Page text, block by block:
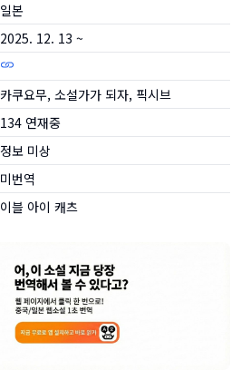
일본
2025. 12. 13 ~
카쿠요무, 소설가가 되자, 픽시브
134 연재중
정보 미상
미번역
이블 아이 캐츠